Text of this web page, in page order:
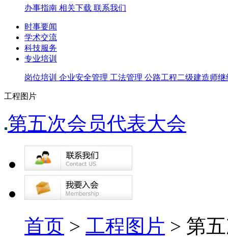
办事指南 相关下载 联系我们
时事要闻
学术交流
科技服务
专业培训
岗位培训 企业安全管理 工法管理 公路工程二级建造师继
工程图片
第五次会员代表大会
首页 > 工程图片 > 第